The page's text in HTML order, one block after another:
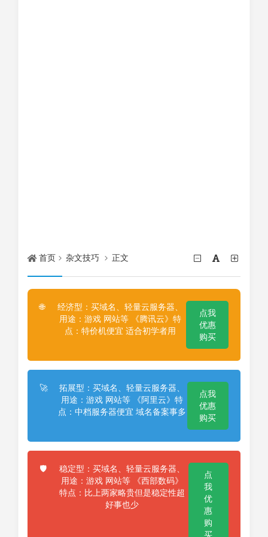
首页 杂文技巧 正文
🌐
经济型：买域名、轻量云服务器、
用途：游戏 网站等 《腾讯云》特
点：特价机便宜 适合初学者用
点我
优惠
购买
🚀
拓展型：买域名、轻量云服务器、
用途：游戏 网站等 《阿里云》特
点：中档服务器便宜 域名备案事多
点我
优惠
购买
🛡️
稳定型：买域名、轻量云服务器、
用途：游戏 网站等 《西部数码》
特点：比上两家略贵但是稳定性超
好事也少
点
我
优
惠
购
买